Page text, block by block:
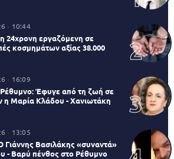
10:44
24χρονη εργαζόμενη σε
κοσμημάτων αξίας 38.000
16:09
Έφυγε από τη ζωή σε
η Μαρία Κλάδου - Χανιωτάκη
13:05
Γιάννης Βασιλάκης «συναντά»
- Βαρύ πένθος στο Ρέθυμνο